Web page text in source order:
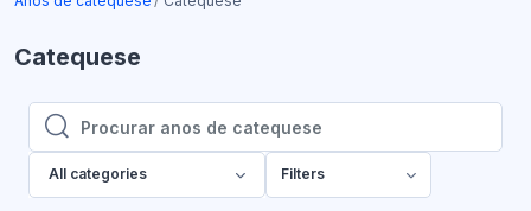
Catequese
Procurar anos de catequese
Procurar anos de catequese
All categories Filters